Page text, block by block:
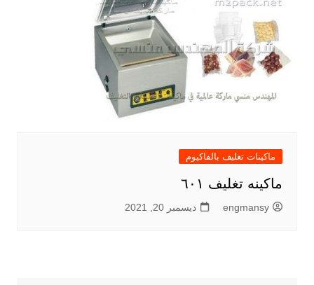
ماكينات تغليف بالفاكيوم
ماكينه تغليف ٦٠١
engmansy ديسمبر 20, 2021